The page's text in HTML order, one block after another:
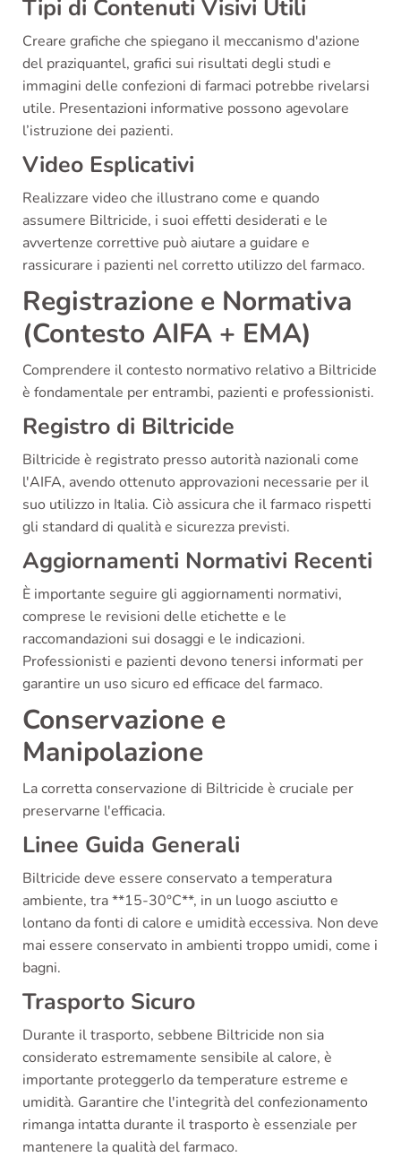
Tipi di Contenuti Visivi Utili
Creare grafiche che spiegano il meccanismo d'azione
del praziquantel, grafici sui risultati degli studi e
immagini delle confezioni di farmaci potrebbe rivelarsi
utile. Presentazioni informative possono agevolare
l’istruzione dei pazienti.
Video Esplicativi
Realizzare video che illustrano come e quando
assumere Biltricide, i suoi effetti desiderati e le
avvertenze correttive può aiutare a guidare e
rassicurare i pazienti nel corretto utilizzo del farmaco.
Registrazione e Normativa
(Contesto AIFA + EMA)
Comprendere il contesto normativo relativo a Biltricide
è fondamentale per entrambi, pazienti e professionisti.
Registro di Biltricide
Biltricide è registrato presso autorità nazionali come
l'AIFA, avendo ottenuto approvazioni necessarie per il
suo utilizzo in Italia. Ciò assicura che il farmaco rispetti
gli standard di qualità e sicurezza previsti.
Aggiornamenti Normativi Recenti
È importante seguire gli aggiornamenti normativi,
comprese le revisioni delle etichette e le
raccomandazioni sui dosaggi e le indicazioni.
Professionisti e pazienti devono tenersi informati per
garantire un uso sicuro ed efficace del farmaco.
Conservazione e
Manipolazione
La corretta conservazione di Biltricide è cruciale per
preservarne l'efficacia.
Linee Guida Generali
Biltricide deve essere conservato a temperatura
ambiente, tra **15-30°C**, in un luogo asciutto e
lontano da fonti di calore e umidità eccessiva. Non deve
mai essere conservato in ambienti troppo umidi, come i
bagni.
Trasporto Sicuro
Durante il trasporto, sebbene Biltricide non sia
considerato estremamente sensibile al calore, è
importante proteggerlo da temperature estreme e
umidità. Garantire che l'integrità del confezionamento
rimanga intatta durante il trasporto è essenziale per
mantenere la qualità del farmaco.